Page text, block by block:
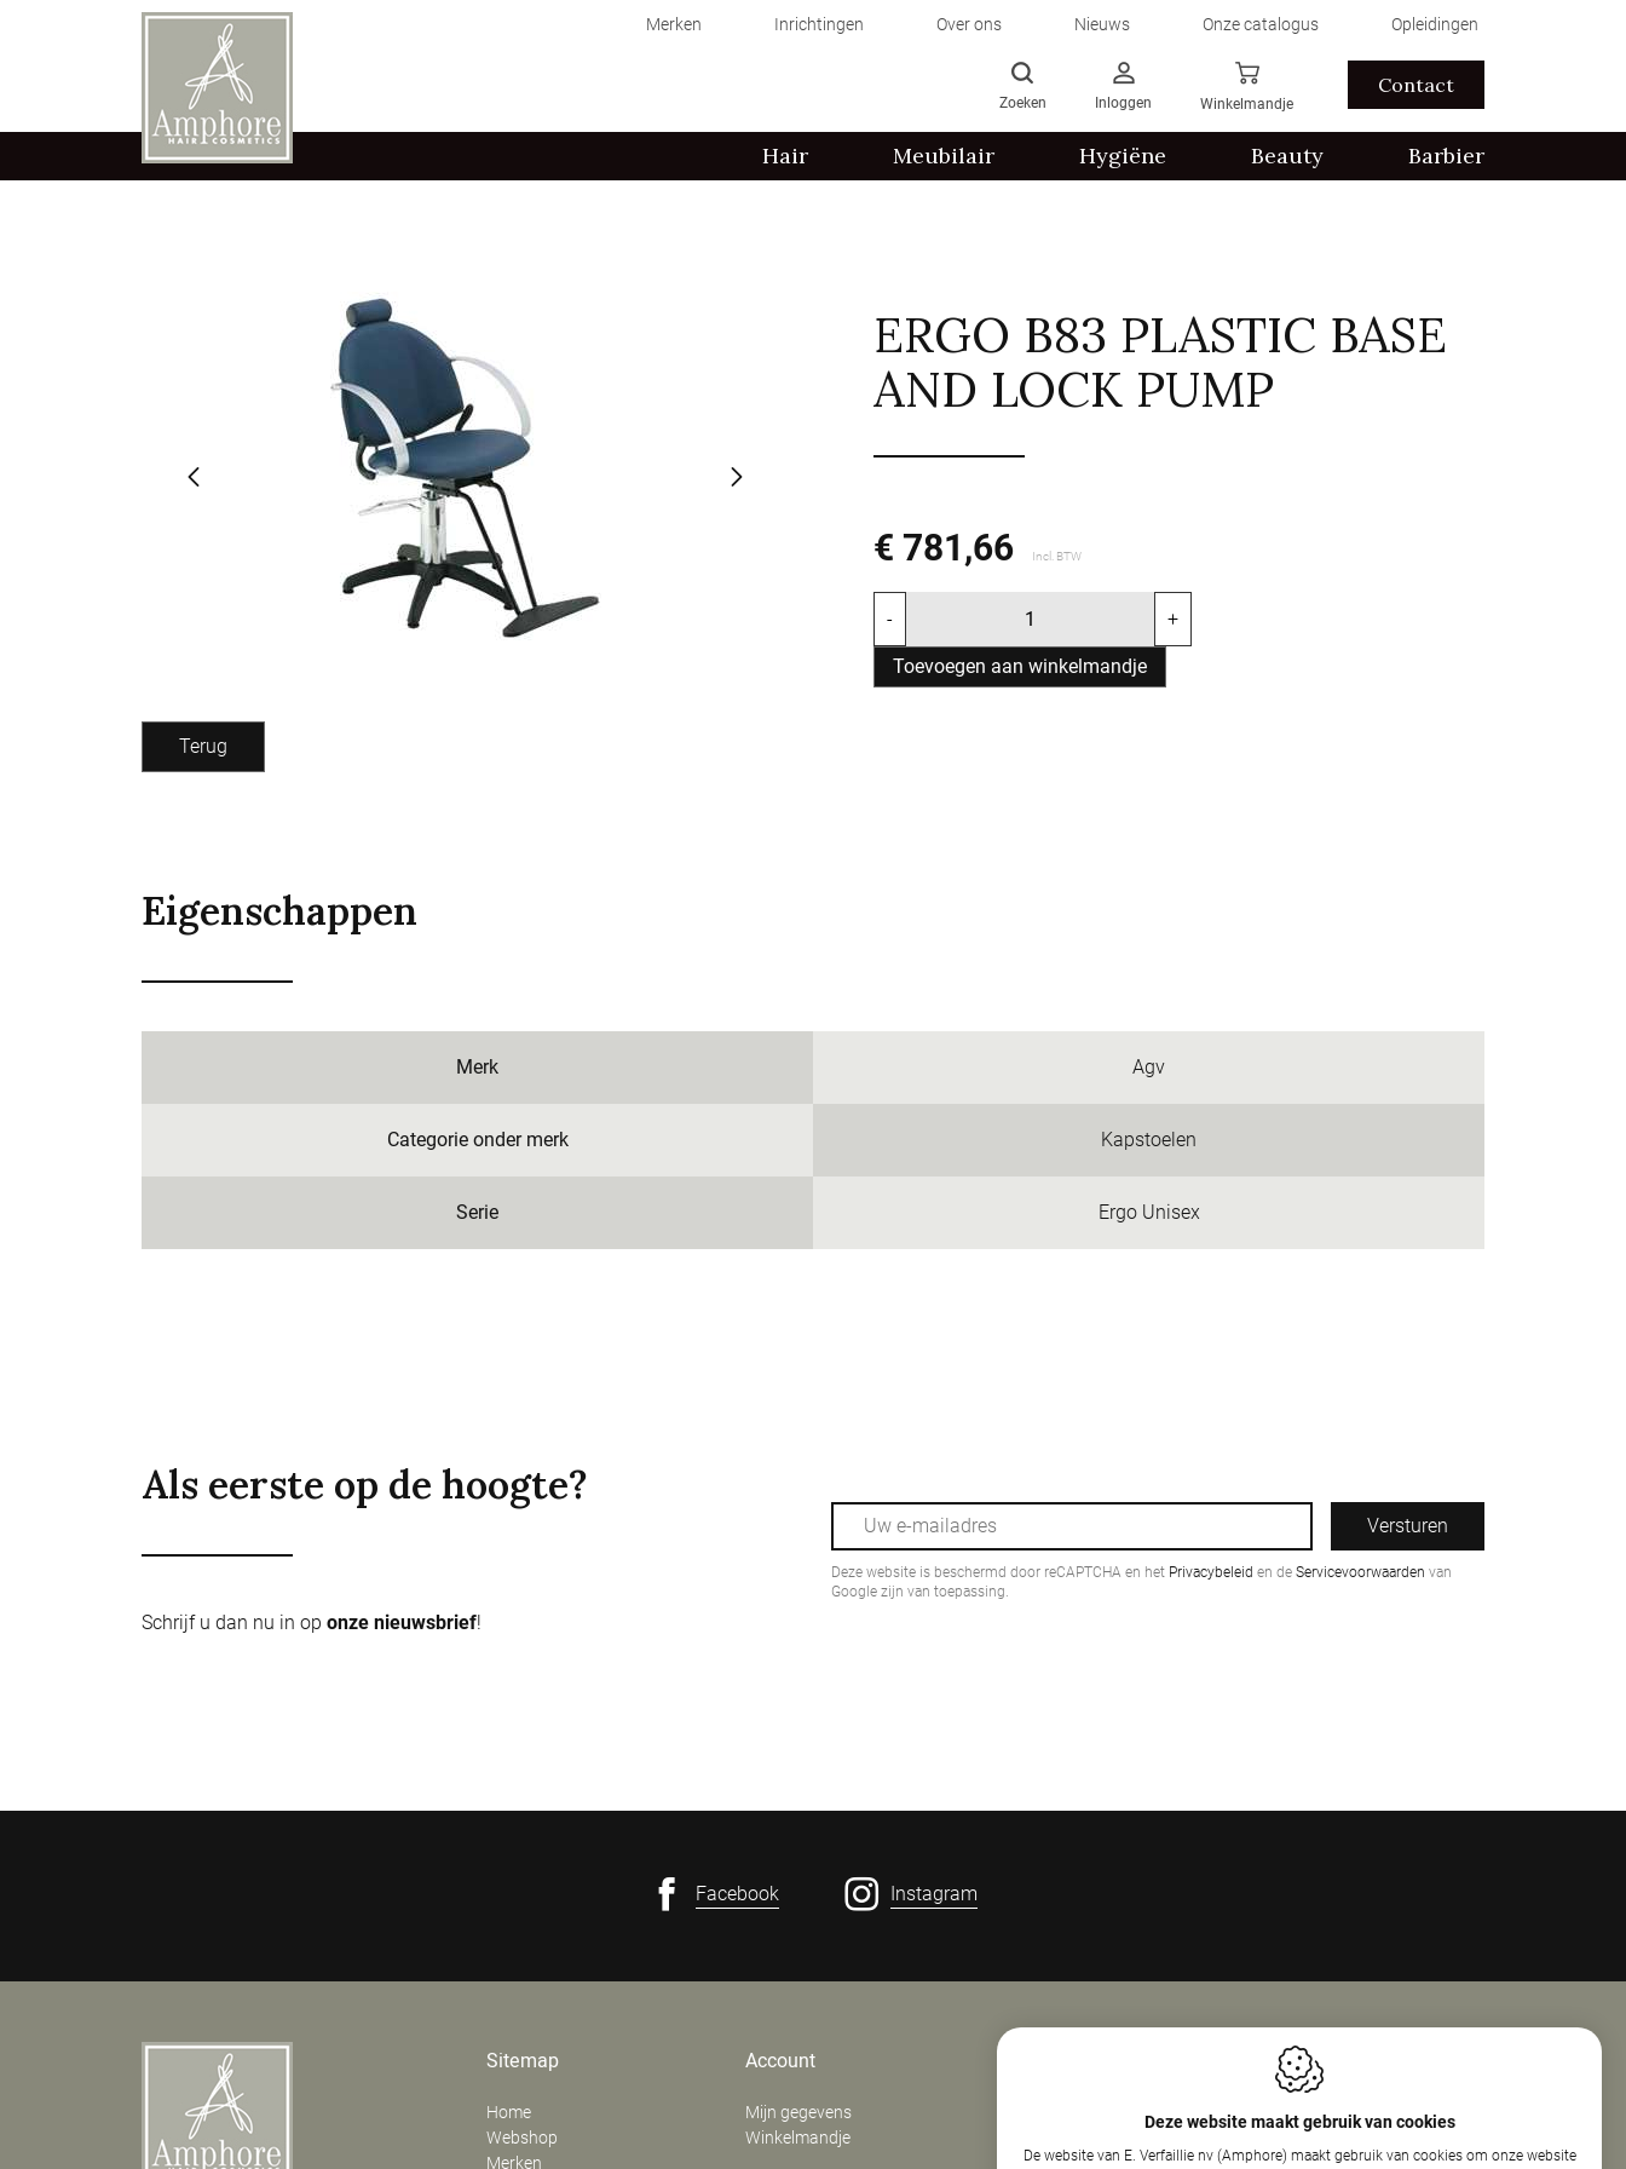
Merken Inrichtingen Over ons Nieuws Onze catalogus Opleidingen
Zoeken Inloggen Winkelmandje
Contact
Hair Meubilair Hygiëne Beauty Barbier
ERGO B83 PLASTIC BASE
AND LOCK PUMP
€ 781,66 Incl. BTW
- +
Toevoegen aan winkelmandje
Terug
Eigenschappen
Merk Agv
Categorie onder merk Kapstoelen
Serie Ergo Unisex
Als eerste op de hoogte?
Schrijf u dan nu in op onze nieuwsbrief!
Versturen
Deze website is beschermd door reCAPTCHA en het Privacybeleid en de Servicevoorwaarden van
Google zijn van toepassing.
Facebook Instagram
Sitemap
Home
Webshop
Merken
Account
Mijn gegevens
Winkelmandje
E. Verfaillie Nv (Amphore)
8800 Roeselare
Openingsuren
Maandag
08:00 - 18:00
Dinsdag
13:30 - 17:30
Deze website maakt gebruik van cookies
De website van E. Verfaillie nv (Amphore) maakt gebruik van cookies om onze website